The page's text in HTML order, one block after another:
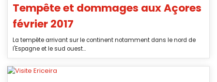
Tempête et dommages aux Açores
février 2017
La tempête arrivant sur le continent notamment dans le nord de
l'Espagne et le sud ouest...